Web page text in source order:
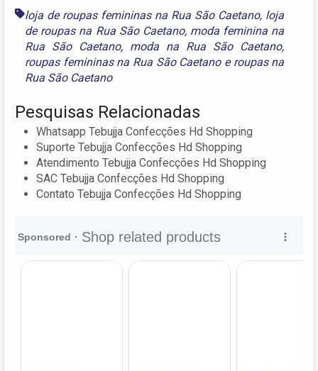
loja de roupas femininas na Rua São Caetano, loja
de roupas na Rua São Caetano, moda feminina na
Rua São Caetano, moda na Rua São Caetano,
roupas femininas na Rua São Caetanoe roupas na
Rua São Caetano
Pesquisas Relacionadas
Whatsapp Tebujja Confecções Hd Shopping
Suporte Tebujja Confecções Hd Shopping
Atendimento Tebujja Confecções Hd Shopping
SAC Tebujja Confecções Hd Shopping
Contato Tebujja Confecções Hd Shopping